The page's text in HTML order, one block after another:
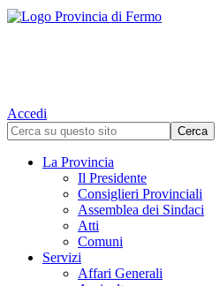
Accedi
La Provincia
Il Presidente
Consiglieri Provinciali
Assemblea dei Sindaci
Atti
Comuni
Servizi
Affari Generali